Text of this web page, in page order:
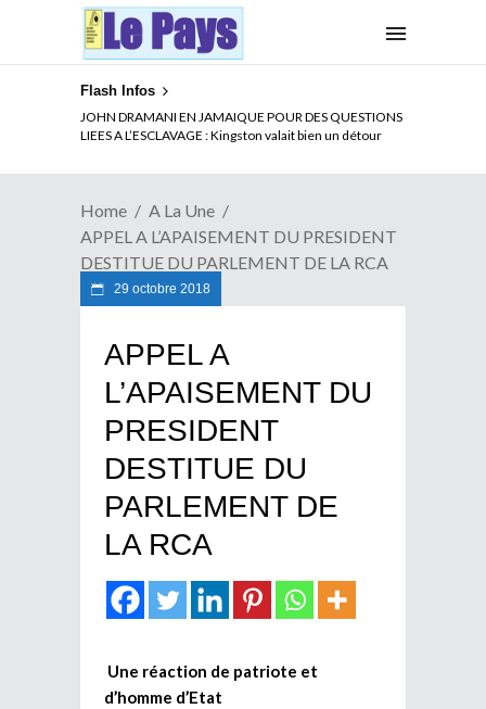
Flash Infos
JOHN DRAMANI EN JAMAIQUE POUR DES QUESTIONS
LIEES A L’ESCLAVAGE : Kingston valait bien un détour
ELECTION DE TALON A LA TETE DU SENAT BENINOIS :
Quand Patrice quitte le pouvoir sans partir !
Home
A La Une
APPEL A L’APAISEMENT DU PRESIDENT
DESTITUE DU PARLEMENT DE LA RCA
29 octobre 2018
APPEL A
L’APAISEMENT DU
PRESIDENT
DESTITUE DU
PARLEMENT DE
LA RCA
Une réaction de patriote et
d’homme d’Etat